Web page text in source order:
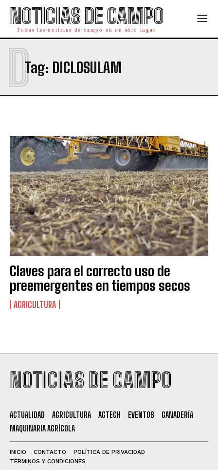
Suscribite al Newsletter
Leí y acepto laPolítica de Privacidad
NOTICIAS DE CAMPO
Todas las noticias de campo en un sólo lugar
Tag: DICLOSULAM
D
Claves para el correcto uso de
preemergentes en tiempos secos
AGRICULTURA
NOTICIAS DE CAMPO
ACTUALIDAD AGRICULTURA AGTECH EVENTOS
GANADERÍA
MAQUINARIA AGRÍCOLA
INICIO CONTACTO
POLÍTICA DE PRIVACIDAD
TÉRMINOS Y CONDICIONES